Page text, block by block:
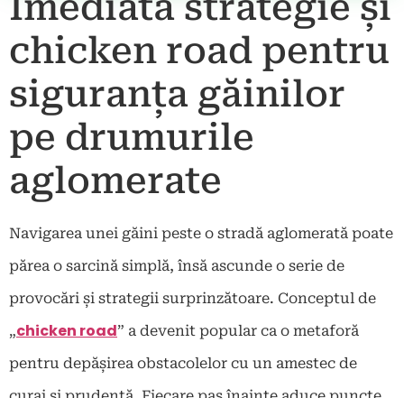
chicken road pentru
siguranța găinilor
pe drumurile
aglomerate
Navigarea unei găini peste o stradă aglomerată poate
părea o sarcină simplă, însă ascunde o serie de
provocări și strategii surprinzătoare. Conceptul de
„chicken road” a devenit popular ca o metaforă
pentru depășirea obstacolelor cu un amestec de